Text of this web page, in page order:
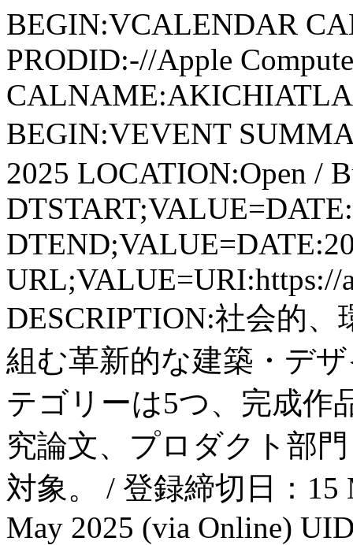
BEGIN:VCALENDAR
PRODID:-//Apple
BEGIN:VEVENT
2025 LOCATION:Open /
URL;VALUE=URI:https://
DESCRIPTION:社会的
組む革新的な建築・デ
テゴリーは5つ、完成作
究論文、プロダクト部
対象。 / 登録締切日：15
May 2025 (via Online)